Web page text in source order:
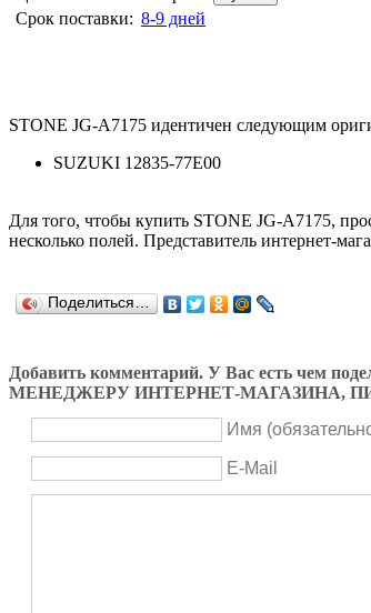
Срок поставки: 8-9 дней
STONE JG-A7175 идентичен следующим
SUZUKI 12835-77E00
Для того, чтобы купить STONE JG-A7175,
несколько полей. Представитель интернет-
Поделиться…
Добавить комментарий. У Вас есть чем
МЕНЕДЖЕРУ ИНТЕРНЕТ-МАГАЗИНА,
Имя
E-Mail